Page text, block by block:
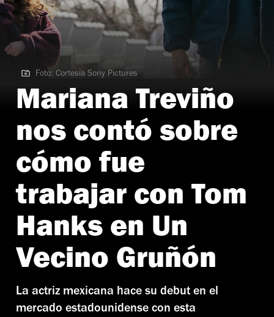
Foto: Cortesía Sony Pictures
Foto: Cortesía Sony Pictures
Mariana Treviño
nos contó sobre
cómo fue
trabajar con Tom
Hanks en Un
Vecino Gruñón
La actriz mexicana hace su debut en el
mercado estadounidense con esta